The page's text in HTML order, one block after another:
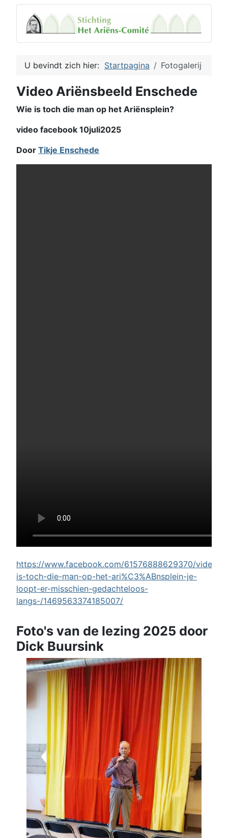
U bevindt zich hier: Startpagina Fotogalerij
Video Ariënsbeeld Enschede
Wie is toch die man op het Ariënsplein?
video facebook 10juli2025
Door Tikje Enschede
https://www.facebook.com/61576888629370/videos/
is-toch-die-man-op-het-ari%C3%ABnsplein-je-
loopt-er-misschien-gedachteloos-
langs-/1469563374185007/
Foto's van de lezing 2025 door
Dick Buursink